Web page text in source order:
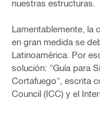
nuestras estructuras.
Lamentablemente, la
en gran medida se
Latinoamérica. Por
solución: "Guía para
Cortafuego", escrita
Council (ICC) y el